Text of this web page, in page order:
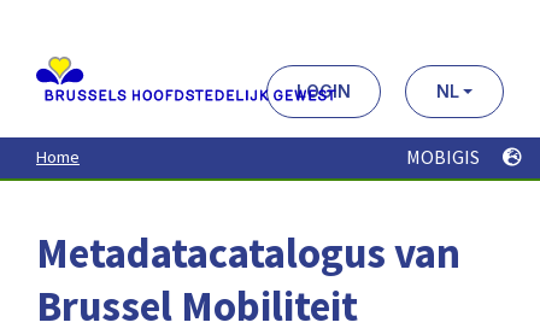
contenu
principal
LOGIN NL
Home MOBIGIS
Metadatacatalogus van
Brussel Mobiliteit